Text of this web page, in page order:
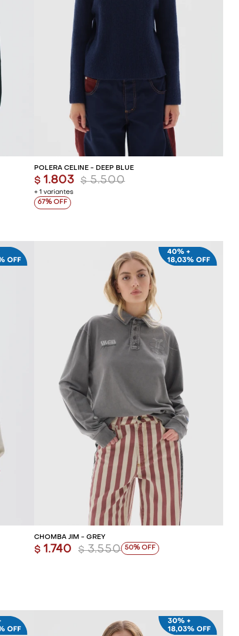
AGREGAR AL CARRITO
POLERA CELINE - DEEP BLUE
+ 1 variantes
$ 1.803 $ 5.500
67
AGREGAR AL CARRITO
CHOMBA JIM - GREY
$ 1.740 $ 3.550 50